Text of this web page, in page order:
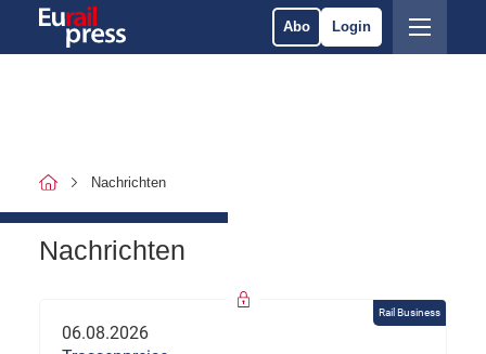
Abo Login
Nachrichten
Nachrichten
Rail Business
06.08.2026